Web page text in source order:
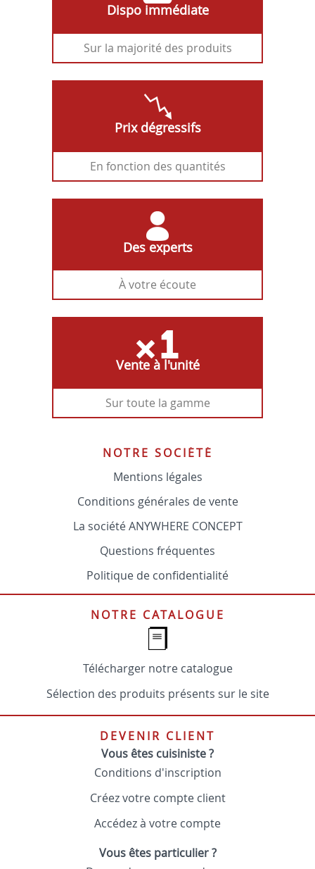
Dispo immédiate
Sur la majorité des produits
Prix dégressifs
En fonction des quantités
Des experts
À votre écoute
Vente à l'unité
Sur toute la gamme
NOTRE SOCIÉTÉ
Mentions légales
Conditions générales de vente
La société ANYWHERE CONCEPT
Questions fréquentes
Politique de confidentialité
NOTRE CATALOGUE
Télécharger notre catalogue
Sélection des produits présents sur le site
DEVENIR CLIENT
Vous êtes cuisiniste ?
Conditions d'inscription
Créez votre compte client
Accédez à votre compte
Vous êtes particulier ?